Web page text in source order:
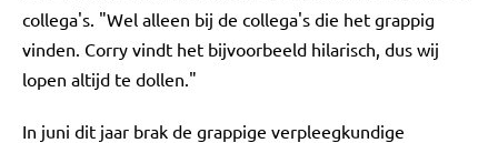
collega's. "Wel alleen bij de collega's die het grappig
vinden. Corry vindt het bijvoorbeeld hilarisch, dus wij
lopen altijd te dollen."
In juni dit jaar brak de grappige verpleegkundige